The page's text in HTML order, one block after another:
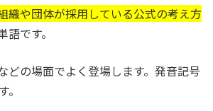
組織や団体が採用している公式の考え方
語です。
どの場面でよく登場します。発音記号